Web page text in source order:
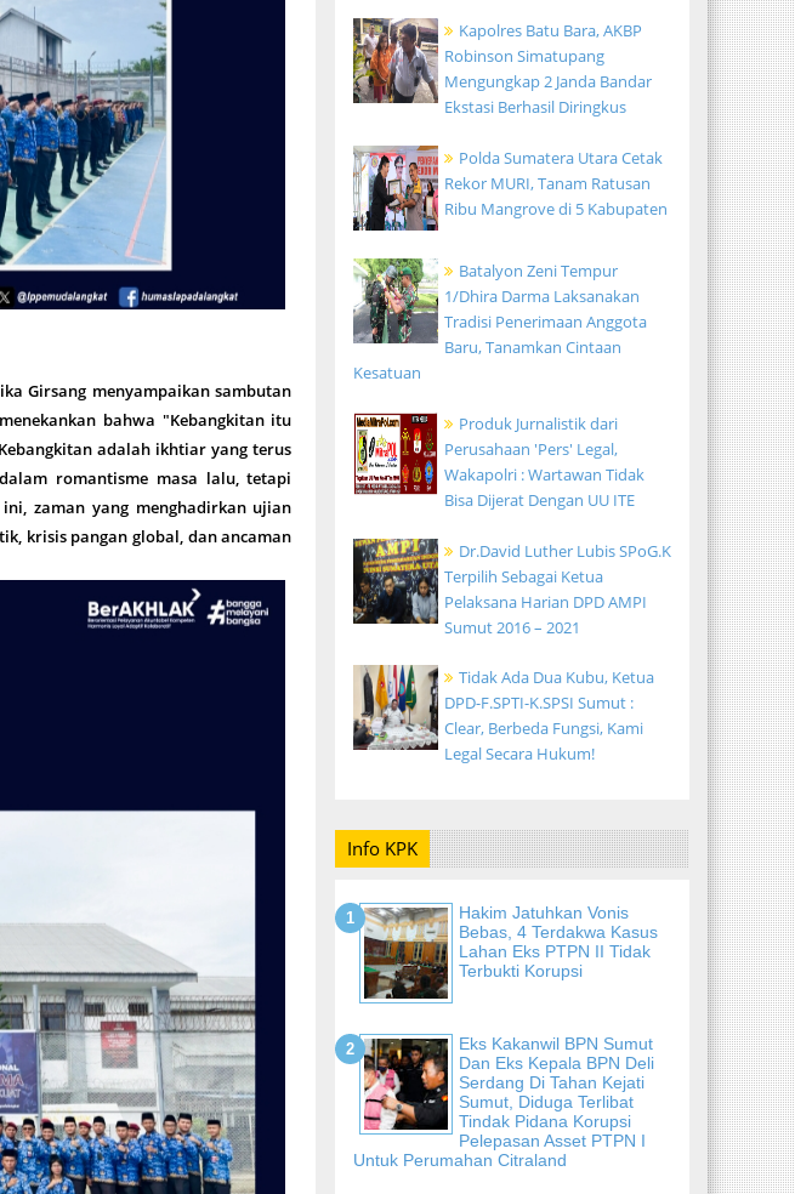
Girsang menyampaikan sambutan
bahwa "Kebangkitan itu
adalah ikhtiar yang terus
romantisme masa lalu, tetapi
zaman yang menghadirkan ujian
krisis pangan global, dan ancaman
Kapolres Batu Bara, AKBP
Robinson Simatupang
Mengungkap 2 Janda Bandar
Ekstasi Berhasil Diringkus
Polda Sumatera Utara Cetak
Rekor MURI, Tanam Ratusan
Ribu Mangrove di 5 Kabupaten
Batalyon Zeni Tempur
1/Dhira Darma Laksanakan
Tradisi Penerimaan Anggota
Baru, Tanamkan Cintaan
Kesatuan
Produk Jurnalistik dari
Perusahaan 'Pers' Legal,
Wakapolri : Wartawan Tidak
Bisa Dijerat Dengan UU ITE
Dr.David Luther Lubis SPoG.K
Terpilih Sebagai Ketua
Pelaksana Harian DPD AMPI
Sumut 2016 – 2021
Tidak Ada Dua Kubu, Ketua
DPD-F.SPTI-K.SPSI Sumut :
Clear, Berbeda Fungsi, Kami
Legal Secara Hukum!
Info KPK
Hakim Jatuhkan Vonis
Bebas, 4 Terdakwa Kasus
Lahan Eks PTPN II Tidak
Terbukti Korupsi
Eks Kakanwil BPN Sumut
Dan Eks Kepala BPN Deli
Serdang Di Tahan Kejati
Sumut, Diduga Terlibat
Tindak Pidana Korupsi
Pelepasan Asset PTPN I
Untuk Perumahan Citraland